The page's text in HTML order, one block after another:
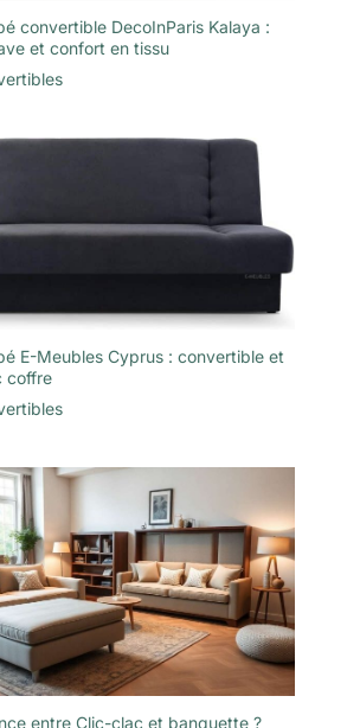
convertible DecoInParis Kalaya :
et confort en tissu
E-Meubles Cyprus : convertible et
coffre
entre Clic-clac et banquette ?